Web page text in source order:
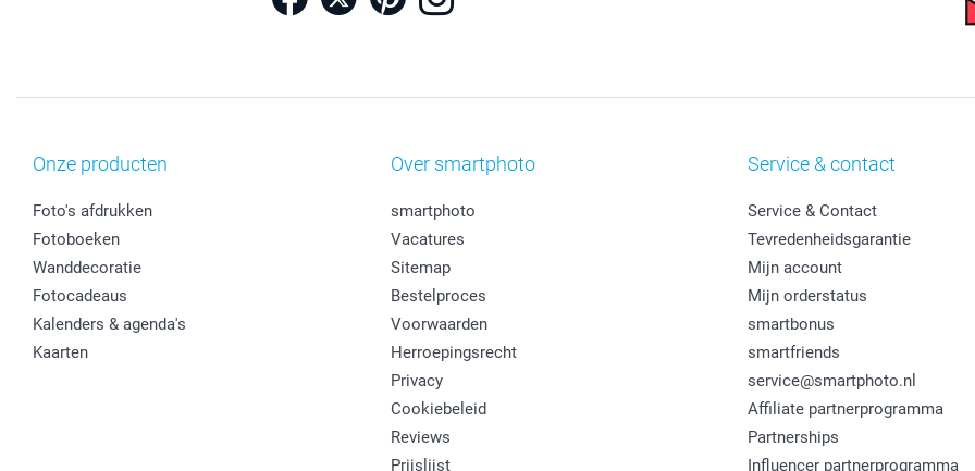
Onze producten
Foto's afdrukken
Fotoboeken
Wanddecoratie
Fotocadeaus
Kalenders & agenda's
Kaarten
Over smartphoto
smartphoto
Vacatures
Sitemap
Bestelproces
Voorwaarden
Herroepingsrecht
Privacy
Cookiebeleid
Reviews
Prijslijst
Service & contact
Service & Contact
Tevredenheidsgarantie
Mijn account
Mijn orderstatus
smartbonus
smartfriends
service@smartphoto.nl
Affiliate partnerprogramma
Partnerships
Influencer partnerprogramma